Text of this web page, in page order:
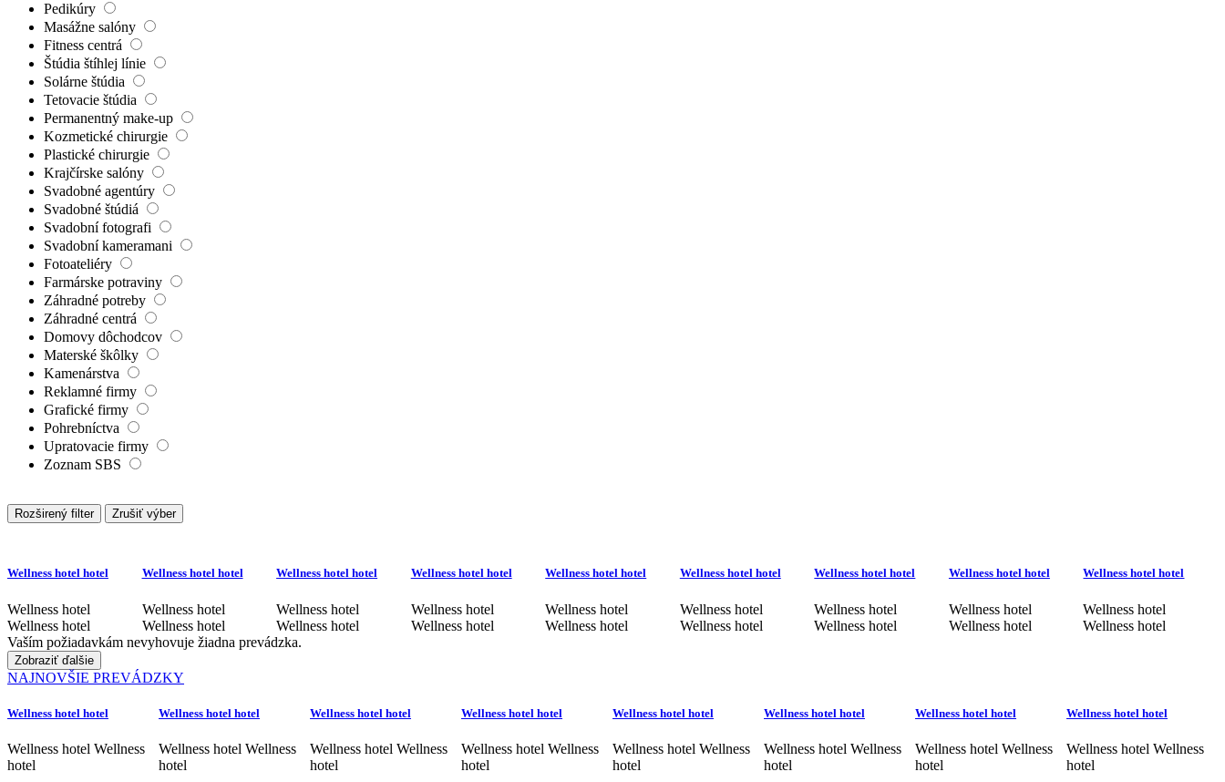
Pedikúry
Masážne salóny
Fitness centrá
Štúdia štíhlej línie
Solárne štúdia
Tetovacie štúdia
Permanentný make-up
Kozmetické chirurgie
Plastické chirurgie
Krajčírske salóny
Svadobné agentúry
Svadobné štúdiá
Svadobní fotografi
Svadobní kameramani
Fotoateliéry
Farmárske potraviny
Záhradné potreby
Záhradné centrá
Domovy dôchodcov
Materské škôlky
Kamenárstva
Reklamné firmy
Grafické firmy
Pohrebníctva
Upratovacie firmy
Zoznam SBS
Rozširený filter Zrušiť výber
Wellness hotel hotel
Wellness hotel
Wellness hotel
Wellness hotel hotel
Wellness hotel
Wellness hotel
Wellness hotel hotel
Wellness hotel
Wellness hotel
Wellness hotel hotel
Wellness hotel
Wellness hotel
Wellness hotel hotel
Wellness hotel
Wellness hotel
Wellness hotel hotel
Wellness hotel
Wellness hotel
Wellness hotel hotel
Wellness hotel
Wellness hotel
Wellness hotel hotel
Wellness hotel
Wellness hotel
Wellness hotel hotel
Wellness hotel
Wellness hotel
Vaším požiadavkám nevyhovuje žiadna prevádzka.
Zobraziť ďalšie
NAJNOVŠIE PREVÁDZKY
Wellness hotel hotel
Wellness hotel Wellness
hotel
Wellness hotel hotel
Wellness hotel Wellness
hotel
Wellness hotel hotel
Wellness hotel Wellness
hotel
Wellness hotel hotel
Wellness hotel Wellness
hotel
Wellness hotel hotel
Wellness hotel Wellness
hotel
Wellness hotel hotel
Wellness hotel Wellness
hotel
Wellness hotel hotel
Wellness hotel Wellness
hotel
Wellness hotel hotel
Wellness hotel Wellness
hotel